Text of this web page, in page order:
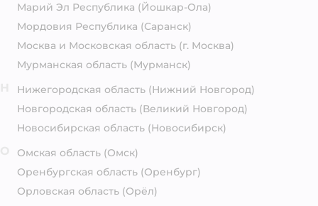
Марий Эл Республика (Йошкар-Ола)
Мордовия Республика (Саранск)
Москва и Московская область (г. Москва)
Мурманская область (Мурманск)
Нижегородская область (Нижний Новгород)
Новгородская область (Великий Новгород)
Новосибирская область (Новосибирск)
Омская область (Омск)
Оренбургская область (Оренбург)
Орловская область (Орёл)